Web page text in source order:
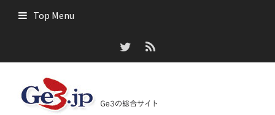
Top Menu